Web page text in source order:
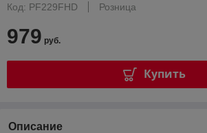
Код: PF229FHD
Розница
979 руб.
Купить
Описание